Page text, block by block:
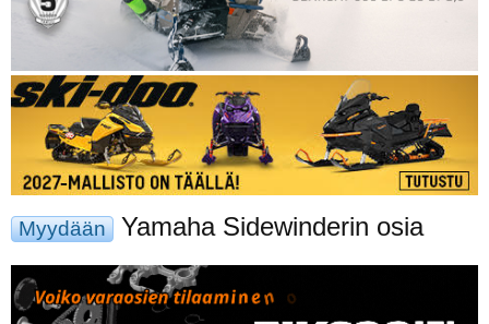
Myydään Yamaha Sidewinderin osia